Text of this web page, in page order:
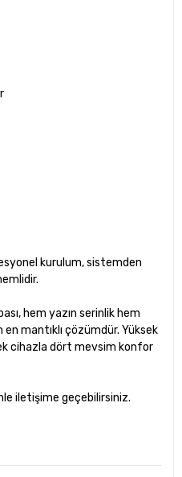
kurulum, sistemden
hem yazın serinlik hem
en mantıklı çözümdür. Yüksek
cihazla dört mevsim konfor
iletişime geçebilirsiniz.